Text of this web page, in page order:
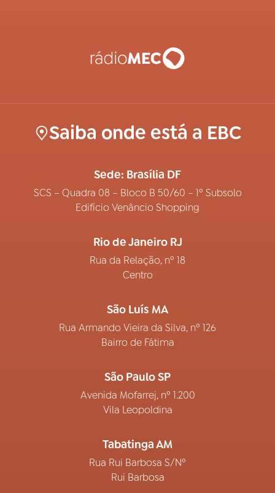
Saiba onde está a EBC
Sede: Brasília DF
SCS – Quadra 08 – Bloco B 50/60 – 1º Subsolo
Edifício Venâncio Shopping
Rio de Janeiro RJ
Rua da Relação, nº 18
Centro
São Luís MA
Rua Armando Vieira da Silva, nº 126
Bairro de Fátima
São Paulo SP
Avenida Mofarrej, nº 1.200
Vila Leopoldina
Tabatinga AM
Rua Rui Barbosa S/Nº
Rui Barbosa